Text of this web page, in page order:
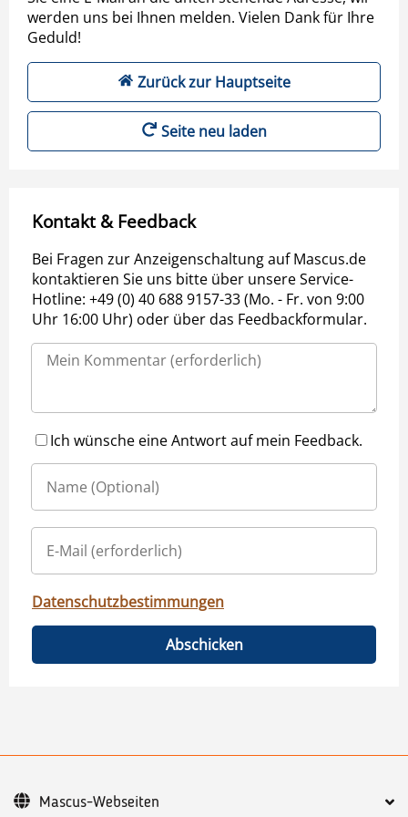
werden uns bei Ihnen melden. Vielen Dank für Ihre
Geduld!
Zurück zur Hauptseite
Seite neu laden
Kontakt & Feedback
Bei Fragen zur Anzeigenschaltung auf Mascus.de
kontaktieren Sie uns bitte über unsere Service-
Hotline: +49 (0) 40 688 9157-33 (Mo. - Fr. von 9:00
Uhr 16:00 Uhr) oder über das Feedbackformular.
Ich wünsche eine Antwort auf mein Feedback.
Datenschutzbestimmungen
Abschicken
Mascus-Webseiten